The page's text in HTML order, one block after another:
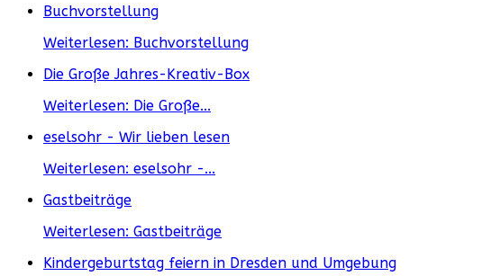
Buchvorstellung
Weiterlesen: Buchvorstellung
Die Große Jahres-Kreativ-Box
Weiterlesen: Die Große...
eselsohr - Wir lieben lesen
Weiterlesen: eselsohr -...
Gastbeiträge
Weiterlesen: Gastbeiträge
Kindergeburtstag feiern in Dresden und Umgebung